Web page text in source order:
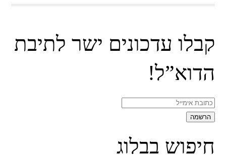
קבלו עדכונים ישר לתיבת
הדוא”ל!
חיפוש בבלוג